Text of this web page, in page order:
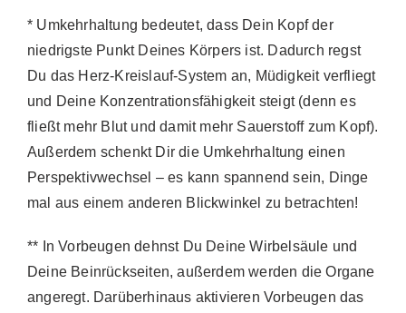
* Umkehrhaltung bedeutet, dass Dein Kopf der
niedrigste Punkt Deines Körpers ist. Dadurch regst
Du das Herz-Kreislauf-System an, Müdigkeit verfliegt
und Deine Konzentrationsfähigkeit steigt (denn es
fließt mehr Blut und damit mehr Sauerstoff zum Kopf).
Außerdem schenkt Dir die Umkehrhaltung einen
Perspektivwechsel – es kann spannend sein, Dinge
mal aus einem anderen Blickwinkel zu betrachten!
** In Vorbeugen dehnst Du Deine Wirbelsäule und
Deine Beinrückseiten, außerdem werden die Organe
angeregt. Darüberhinaus aktivieren Vorbeugen das